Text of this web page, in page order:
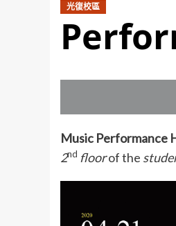
光復校區
Music Performance
2nd floorof the